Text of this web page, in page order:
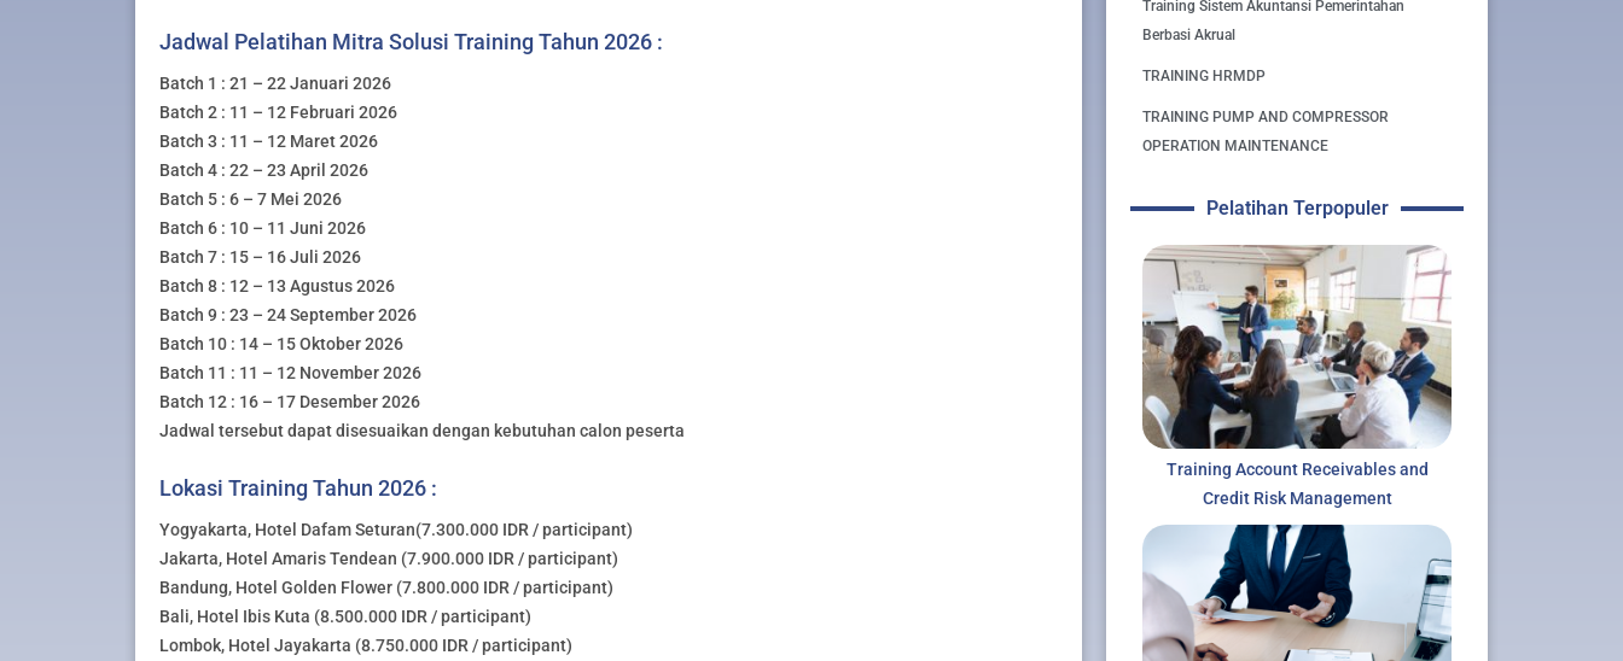
Jadwal Pelatihan Mitra Solusi Training Tahun 2026 :
Batch 1 : 21 – 22 Januari 2026
Batch 2 : 11 – 12 Februari 2026
Batch 3 : 11 – 12 Maret 2026
Batch 4 : 22 – 23 April 2026
Batch 5 : 6 – 7 Mei 2026
Batch 6 : 10 – 11 Juni 2026
Batch 7 : 15 – 16 Juli 2026
Batch 8 : 12 – 13 Agustus 2026
Batch 9 : 23 – 24 September 2026
Batch 10 : 14 – 15 Oktober 2026
Batch 11 : 11 – 12 November 2026
Batch 12 : 16 – 17 Desember 2026
Jadwal tersebut dapat disesuaikan dengan kebutuhan calon peserta
Lokasi Training Tahun 2026 :
Yogyakarta, Hotel Dafam Seturan(7.300.000 IDR / participant)
Jakarta, Hotel Amaris Tendean (7.900.000 IDR / participant)
Bandung, Hotel Golden Flower (7.800.000 IDR / participant)
Bali, Hotel Ibis Kuta (8.500.000 IDR / participant)
Lombok, Hotel Jayakarta (8.750.000 IDR / participant)
Training Sistem Akuntansi Pemerintahan
Berbasi Akrual
TRAINING HRMDP
TRAINING PUMP AND COMPRESSOR
OPERATION MAINTENANCE
Pelatihan Terpopuler
Training Account Receivables and
Credit Risk Management